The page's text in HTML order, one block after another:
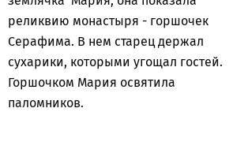
реликвию монастыря - горшочек
Серафима. В нем старец держал
сухарики, которыми угощал гостей.
Горшочком Мария освятила
паломников.